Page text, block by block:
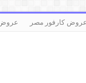
عروض كارفور مصر عروض